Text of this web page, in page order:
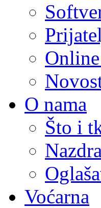
O nama
Što i
Voćarna